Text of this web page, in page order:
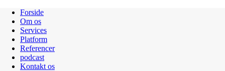
Forside
Om os
Services
Platform
Referencer
podcast
Kontakt os